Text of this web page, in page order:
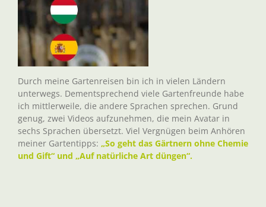
Durch meine Gartenreisen bin ich in vielen Ländern
unterwegs. Dementsprechend viele Gartenfreunde habe
ich mittlerweile, die andere Sprachen sprechen. Grund
genug, zwei Videos aufzunehmen, die mein Avatar in
sechs Sprachen übersetzt. Viel Vergnügen beim Anhören
meiner Gartentipps: „So geht das Gärtnern ohne Chemie
und Gift“ und „Auf natürliche Art düngen“.